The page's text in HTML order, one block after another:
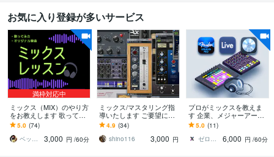
お気に入り登録が多いサービス
満枠対応中
ミックス（MIX）のやり方
をお教えします 歌ってみ
たの制作をしたい方大歓
迎！Cubaseも教えます
5.0 (74)
ベッチー Betzzy
3,000 円 /60分
ミックス/マスタリング指
導いたします ご要望に合
わせ、様々なご希望に応
えます
4.9 (34)
shino116
3,000 円
プロがミックスを教えま
す 企業、メジャーアーテ
ィストへの提供多数
5.0 (11)
ゼロ（音楽クリエイター）
6,000 円 /60分